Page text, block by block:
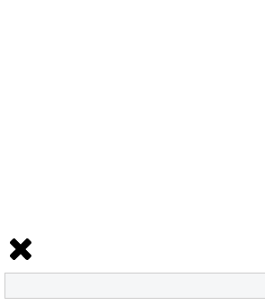
NEWS